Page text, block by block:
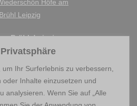
Ihr Surferlebnis zu verbessern,
oder Inhalte einzusetzen und
analysieren. Wenn Sie auf „Alle
Brühl, Leipzig